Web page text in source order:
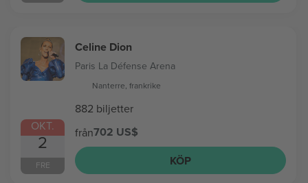
OKT.
2
FRE
Celine Dion
Paris La Défense Arena
Nanterre, frankrike
882 biljetter
från702 US$
KÖP